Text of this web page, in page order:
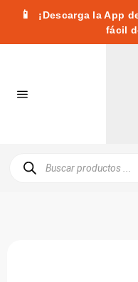
📱
¡Descarga la App
fácil